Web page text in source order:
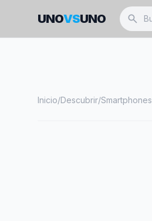
UNOVSUNO search
Inicio/Descubrir/Smartphones